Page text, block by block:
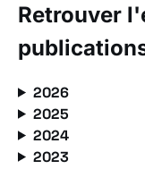
Retrouver
2026
2025
2024
2023